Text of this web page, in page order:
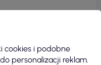
Koszulka męska t-shirt sport
man ls rd - red Jhk
cookies i podobne
personalizacji reklam.